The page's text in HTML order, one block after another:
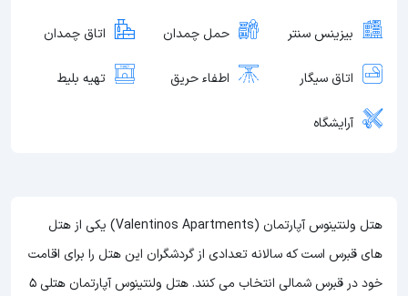
بیزینس سنتر حمل چمدان اتاق چمدان
اتاق سیگار اطفاء حریق تهیه بلیط
آرایشگاه
هتل ولنتینوس آپارتمان (Valentinos Apartments) یکی از هتل
های قبرس است که سالانه تعدادی از گردشگران این هتل را برای اقامت
خود در قبرس شمالی انتخاب می کنند. هتل ولنتینوس آپارتمان هتلی 5